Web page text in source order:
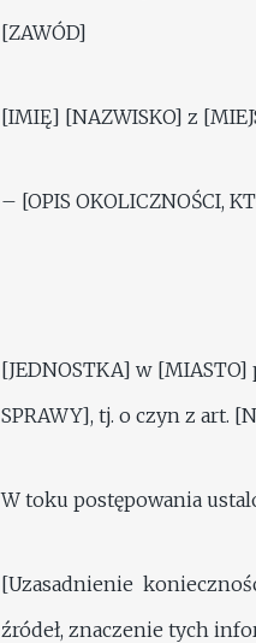
[ZAWÓD]
[IMIĘ] [NAZWISKO] z
– [OPIS OKOLICZNOŚCI,
[JEDNOSTKA] w
SPRAWY], tj. o czyn z art.
W toku postępowania
[Uzasadnienie
źródeł, znaczenie tych